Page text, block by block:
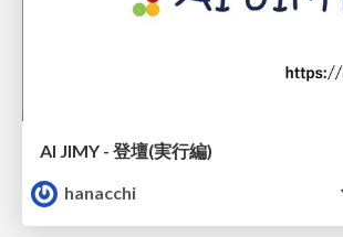
AI JIMY - 登壇(実行編)
hanacchi